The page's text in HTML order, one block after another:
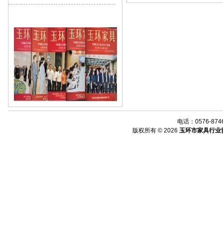
电话：0576-
版权所有 © 2026 玉环市家具行业